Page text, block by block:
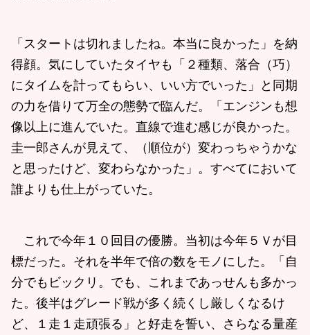
「スタートは切れましたね。本当に良かった」を納
得顔。気にしていたタイヤも「２種類、落合（巧）
にタイムを計ってもらい、いい方でいった」と同期
の力を借りて万全の態勢で臨んだ。「エンジンも想
像以上に進んでいた。直線で進む感じが良かった。
圭一郎さんが見えて、（順位が）変わっちゃうかな
と思ったけど、変わらなかった」。すべてにおいて
誰よりも仕上がっていた。
これで今年１０回目の優勝。当初は今年５Ｖが目
標だった。それを半年で倍の数をモノにした。「自
分でもビックリ。でも、これまであっせんも多かっ
た。後半はグレード戦が多く続くし厳しくなるけ
ど、１走１走頑張る」と好走を誓い、さらなる量産